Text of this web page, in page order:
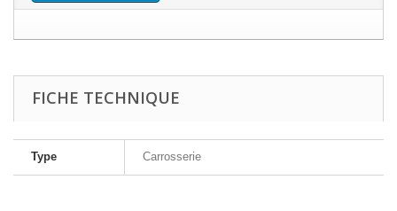
FICHE TECHNIQUE
Type Carrosserie